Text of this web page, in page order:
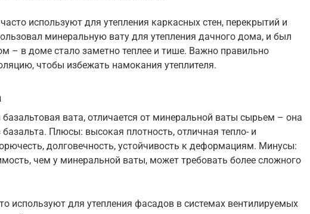
используют для утепления каркасных стен, перекрытий и
минеральную вату для утепления дачного дома, и был
– в доме стало заметно теплее и тише. Важно правильно
чтобы избежать намокания утеплителя.
вата, отличается от минеральной ваты сырьем – она
базальта. Плюсы: высокая плотность, отличная тепло- и
долговечность, устойчивость к деформациям. Минусы:
чем у минеральной ваты, может требовать более сложного
используют для утепления фасадов в системах вентилируемых